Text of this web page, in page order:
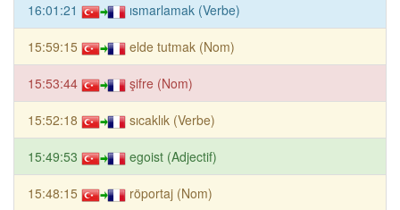
16:01:21 ısmarlamak (Verbe)
15:59:15 elde tutmak (Nom)
15:53:44 şifre (Nom)
15:52:18 sıcaklık (Verbe)
15:49:53 egoist (Adjectif)
15:48:15 röportaj (Nom)